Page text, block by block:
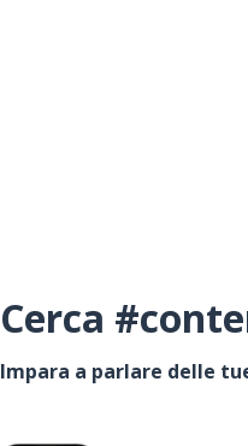
Cerca
Impara a parlare delle